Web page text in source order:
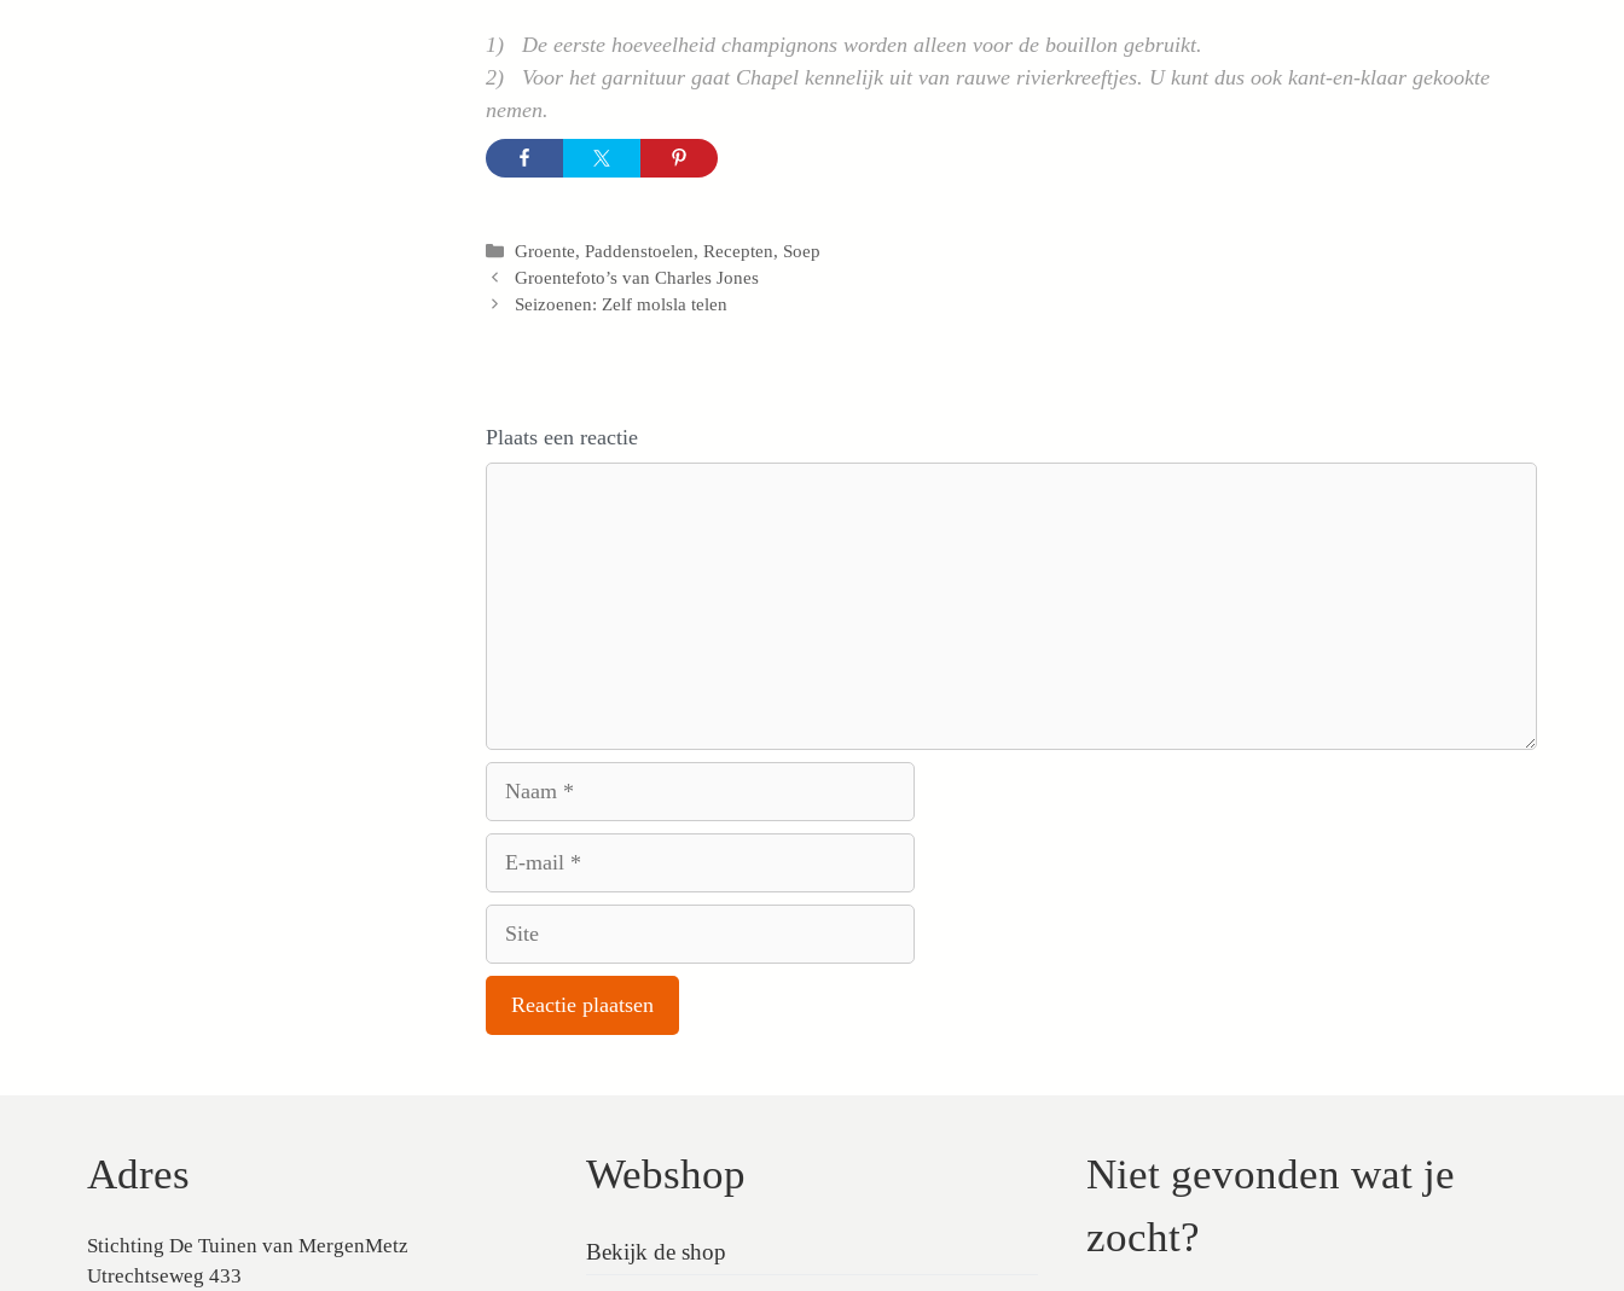
1) De eerste hoeveelheid champignons worden alleen voor de bouillon gebruikt.
2) Voor het garnituur gaat Chapel kennelijk uit van rauwe rivierkreeftjes. U kunt dus ook kant-en-klaar gekookte
nemen.
Categorieën
Groente,Paddenstoelen,Recepten, Soep
Groentefoto’s van Charles Jones
Seizoenen: Zelf molsla telen
Plaats een reactie
Adres
Stichting De Tuinen van MergenMetz
Utrechtseweg 433
Webshop
Bekijk de shop
Niet gevonden wat je
zocht?